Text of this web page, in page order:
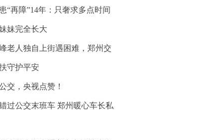
“再障”14年：只奢求多点时间
妹完全长大
老人独自上街遇困难，郑州交
守护平安
交，央视点赞！
过公交末班车 郑州暖心车长私